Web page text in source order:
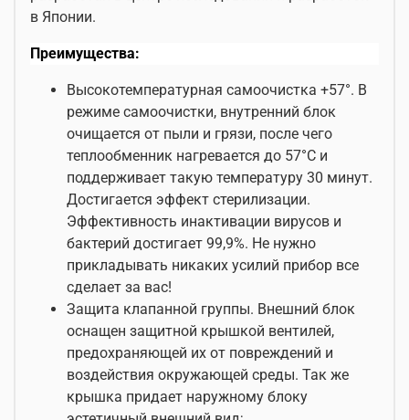
в Японии.
Преимущества:
Высокотемпературная самоочистка +57°. В
режиме самоочистки, внутренний блок
очищается от пыли и грязи, после чего
теплообменник нагревается до 57°С и
поддерживает такую температуру 30 минут.
Достигается эффект стерилизации.
Эффективность инактивации вирусов и
бактерий достигает 99,9%. Не нужно
прикладывать никаких усилий прибор все
сделает за вас!
Защита клапанной группы. Внешний блок
оснащен защитной крышкой вентилей,
предохраняющей их от повреждений и
воздействия окружающей среды. Так же
крышка придает наружному блоку